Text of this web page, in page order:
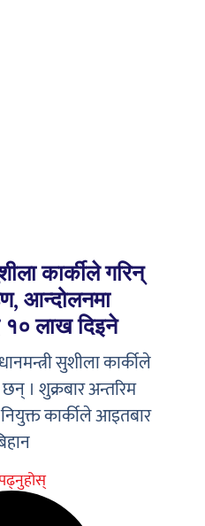
कार्कीले गरिन्
आन्दोलनमा
१० लाख दिइने
सुशीला कार्कीले
। शुक्रबार अन्तरिम
नियुक्त कार्कीले आइतबार